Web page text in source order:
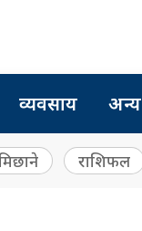
व्यवसाय अन्य
राशिफल